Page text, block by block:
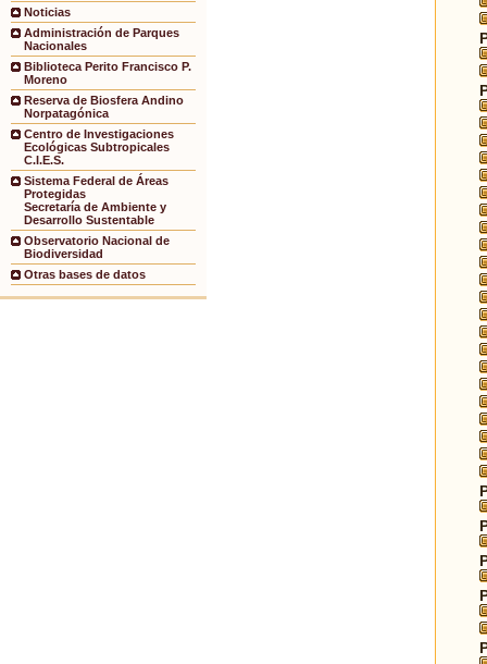
Noticias
Administración de Parques
Nacionales
Biblioteca Perito Francisco P.
Moreno
Reserva de Biosfera Andino
Norpatagónica
Centro de Investigaciones
Ecológicas Subtropicales
C.I.E.S.
Sistema Federal de Áreas
Protegidas
Secretaría de Ambiente y
Desarrollo Sustentable
Observatorio Nacional de
Biodiversidad
Otras bases de datos